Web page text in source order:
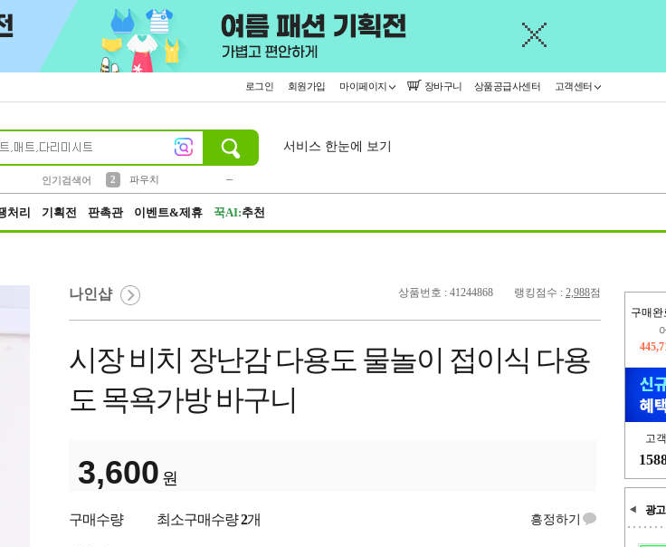
로그인 회원가입 마이페이지 장바구니 상품공급사센터 고객센터
인기검색어
2
파우치
서비스 한눈에 보기
처리 기획전 판촉관 이벤트&제휴 꾹AI:추천
구매완
오
고
광고
상품번호 : 41244868 랭킹점수 : 2,988점
나인샵
시장 비치 장난감 다용도 물놀이 접이식 다용
도 목욕가방 바구니
3,600 원
구매수량 최소구매수량2개 흥정하기